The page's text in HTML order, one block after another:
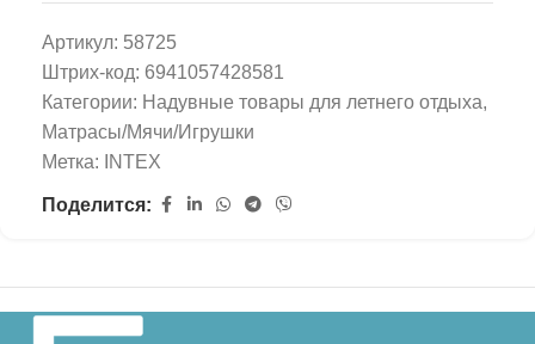
Артикул: 58725
Штрих-код: 6941057428581
Категории: Надувные товары для летнего отдыха,
Матрасы/Мячи/Игрушки
Метка:
INTEX
Поделится: